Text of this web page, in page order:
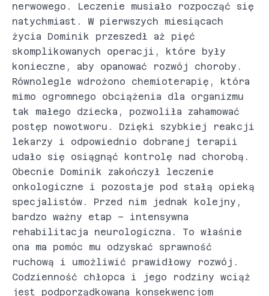
nerwowego. Leczenie musiało rozpocząć się
natychmiast. W pierwszych miesiącach
życia Dominik przeszedł aż pięć
skomplikowanych operacji, które były
konieczne, aby opanować rozwój choroby.
Równolegle wdrożono chemioterapię, która
mimo ogromnego obciążenia dla organizmu
tak małego dziecka, pozwoliła zahamować
postęp nowotworu. Dzięki szybkiej reakcji
lekarzy i odpowiednio dobranej terapii
udało się osiągnąć kontrolę nad chorobą.
Obecnie Dominik zakończył leczenie
onkologiczne i pozostaje pod stałą opieką
specjalistów. Przed nim jednak kolejny,
bardzo ważny etap – intensywna
rehabilitacja neurologiczna. To właśnie
ona ma pomóc mu odzyskać sprawność
ruchową i umożliwić prawidłowy rozwój.
Codzienność chłopca i jego rodziny wciąż
jest podporządkowana konsekwencjom